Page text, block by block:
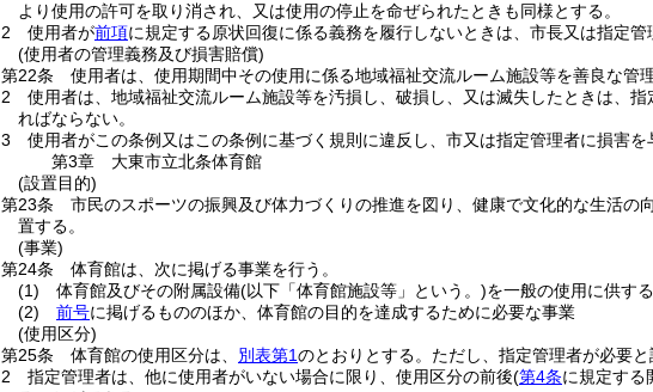
より使用の許可を取り消され、又は使用の停止を命ぜられたときも同様とする。
2
使用者が前項に規定する原状回復に係る義務を履行しないときは、市長又は指定
(使用者の管理義務及び損害賠償)
第22条
使用者は、使用期間中その使用に係る地域福祉交流ルーム施設等を善良な管
2
使用者は、地域福祉交流ルーム施設等を汚損し、破損し、又は滅失したときは、
ればならない。
3
使用者がこの条例又はこの条例に基づく規則に違反し、市又は指定管理者に損害
第3章
大東市立北条体育館
(設置目的)
第23条
市民のスポーツの振興及び体力づくりの推進を図り、健康で文化的な生活の
置する。
(事業)
第24条
体育館は、次に掲げる事業を行う。
(1)
体育館及びその附属設備(以下「体育館施設等」という。)を一般の使用に供する
(2)
前号に掲げるもののほか、体育館の目的を達成するために必要な事業
(使用区分)
第25条
体育館の使用区分は、 別表第1のとおりとする。 ただし、指定管理者が必要
2
指定管理者は、他に使用者がいない場合に限り、使用区分の前後(第4条に規定する